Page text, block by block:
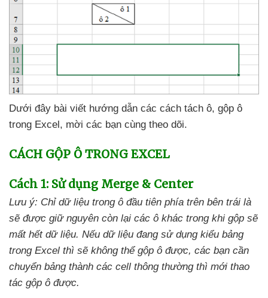
Dưới đây bài viết hướng dẫn các cách tách ô, gộp ô
trong Excel, mời các bạn cùng theo dõi.
CÁCH GỘP Ô TRONG EXCEL
Cách 1: Sử dụng Merge & Center
Lưu ý: Chỉ dữ liệu trong ô đầu tiên phía trên bên trái là
sẽ được giữ nguyên còn lại các ô khác trong khi gộp sẽ
mất hết dữ liệu. Nếu dữ liệu đang sử dụng kiểu bảng
trong Excel thì sẽ không thể gộp ô được, các bạn cần
chuyển bảng thành các cell thông thường thì mới thao
tác gộp ô được.